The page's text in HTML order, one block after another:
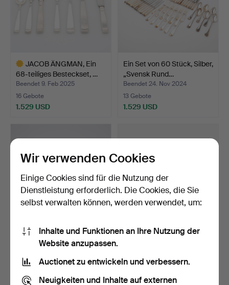
JACOB ÄNGMAN, Ein
68-teiliges Besteckset, …
Beendet 9. Feb 2025
16 Gebote
1.529 USD
Ein Set von 60 Stück, Silber,
„Svensk Rund…
Beendet 24. Nov 2024
13 Gebote
1.529 USD
Ein 4-teiliges Tee-Set aus
Sterlingsilber,…
25 Gebote
1.479 USD
Eine Dose aus Zinn und
1.424 USD
Wir verwenden Cookies
Einige Cookies sind für die Nutzung der
Dienstleistung erforderlich. Die Cookies, die Sie
selbst verwalten können, werden verwendet, um:
Inhalte und Funktionen an Ihre Nutzung der
Website anzupassen.
Auctionet zu entwickeln und verbessern.
Neuigkeiten und Inhalte auf externen